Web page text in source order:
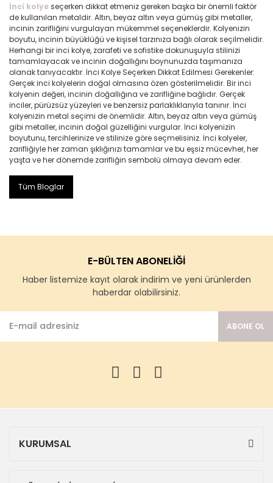
İnci kolyeseçerken dikkat etmeniz gereken başka bir önemli faktör
de kullanılan metaldir. Altın, beyaz altın veya gümüş gibi metaller,
incinin zarifliğini vurgulayan mükemmel seçeneklerdir. Kolyenizin
boyutu, incinin büyüklüğü ve kişisel tarzınıza bağlı olarak seçilmelidir.
Herhangi bir inci kolye, zarafeti ve sofistike dokunuşuyla stilinizi
tamamlayacak ve incinin doğallığını boynunuzda taşımanıza
olanak tanıyacaktır. İnci Kolye Seçerken Dikkat Edilmesi Gerekenler:
Gerçek inci kolyelerin doğal olmasına özen gösterilmelidir. Bir inci
kolyenin değeri, incinin doğallığına ve zarifliğine bağlıdır. Gerçek
inciler, pürüzsüz yüzeyleri ve benzersiz parlaklıklarıyla tanınır. İnci
kolyenizin metal seçimi de önemlidir. Altın, beyaz altın veya gümüş
gibi metaller, incinin doğal güzelliğini vurgular. İnci kolyenizin
boyutunu, tercihlerinize ve stilinize göre seçmelisiniz. İnci kolyeler,
zarifliğiyle her zaman şıklığınızı tamamlar ve bu eşsiz mücevher, her
yaşta ve her dönemde zarifliğin sembolü olmaya devam eder.
Tüm Bloglar
E-BÜLTEN ABONELİĞİ
Haber listemize kayıt olarak indirim ve yeni ürünlerden
haberdar olabilirsiniz.
ABONE OL
KURUMSAL